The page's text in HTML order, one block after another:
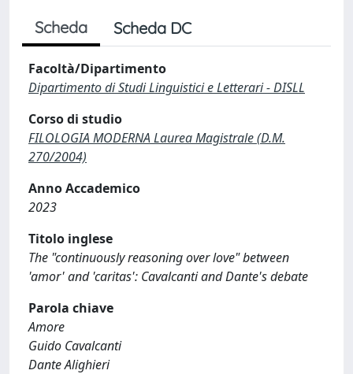
Scheda Scheda DC
Facoltà/Dipartimento
Dipartimento di Studi Linguistici e Letterari - DISLL
Corso di studio
FILOLOGIA MODERNA Laurea Magistrale (D.M.
270/2004)
Anno Accademico
2023
Titolo inglese
The "continuously reasoning over love" between
'amor' and 'caritas': Cavalcanti and Dante's debate
Parola chiave
Amore
Guido Cavalcanti
Dante Alighieri